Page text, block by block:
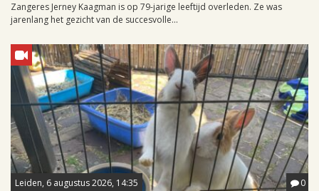
Zangeres Jerney Kaagman is op 79-jarige leeftijd overleden. Ze was
jarenlang het gezicht van de succesvolle...
Leiden, 6 augustus 2026, 14:35 0